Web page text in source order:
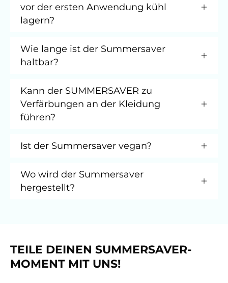
vor der ersten Anwendung kühl
lagern?
Wie lange ist der Summersaver
haltbar?
Kann der SUMMERSAVER zu
Verfärbungen an der Kleidung
führen?
Ist der Summersaver vegan?
Wo wird der Summersaver
hergestellt?
TEILE DEINEN SUMMERSAVER-
MOMENT MIT UNS!